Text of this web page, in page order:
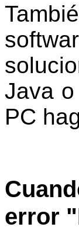
Java
PC
error